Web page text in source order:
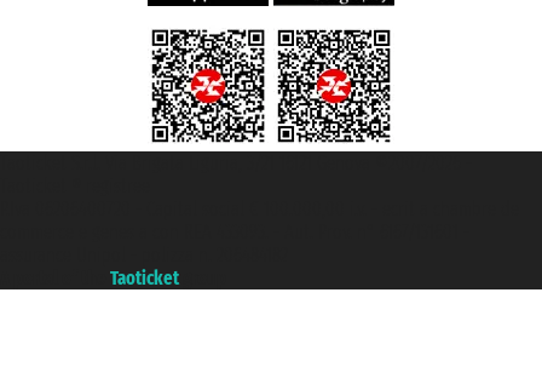
Taoticket